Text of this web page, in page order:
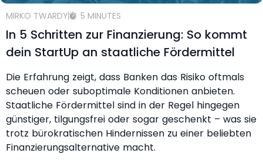
MIRKO TWARDY 5 MINUTES
In 5 Schritten zur Finanzierung: So kommt
dein StartUp an staatliche Fördermittel
Die Erfahrung zeigt, dass Banken das Risiko oftmals
scheuen oder suboptimale Konditionen anbieten.
Staatliche Fördermittel sind in der Regel hingegen
günstiger, tilgungsfrei oder sogar geschenkt – was sie
trotz bürokratischen Hindernissen zu einer beliebten
Finanzierungsalternative macht.